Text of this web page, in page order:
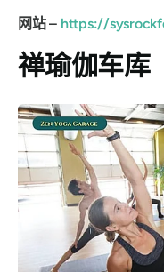
网站 – https://
禅瑜伽车库